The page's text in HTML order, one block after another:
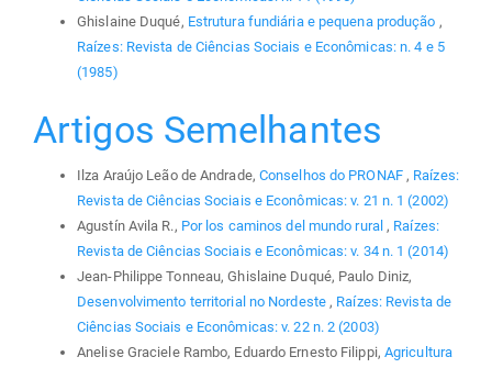
Ghislaine Duqué, Estrutura fundiária e pequena produção ,
Raízes: Revista de Ciências Sociais e Econômicas: n. 4 e 5
(1985)
Artigos Semelhantes
Ilza Araújo Leão de Andrade, Conselhos do PRONAF , Raízes:
Revista de Ciências Sociais e Econômicas: v. 21 n. 1 (2002)
Agustín Avila R., Por los caminos del mundo rural, Raízes:
Revista de Ciências Sociais e Econômicas: v. 34 n. 1 (2014)
Jean-Philippe Tonneau, Ghislaine Duqué, Paulo Diniz,
Desenvolvimento territorial no Nordeste, Raízes: Revista de
Ciências Sociais e Econômicas: v. 22 n. 2 (2003)
Anelise Graciele Rambo, Eduardo Ernesto Filippi, Agricultura